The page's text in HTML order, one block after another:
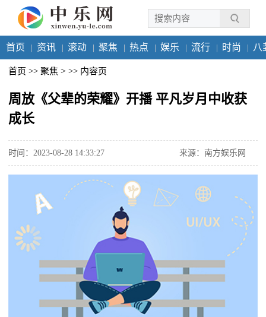
首页 资讯 滚动 聚焦 热点 娱乐 流行 时尚 八
首页 >> 聚焦 > >> 内容页
周放《父辈的荣耀》开播 平凡岁月中收获
成长
时间：2023-08-28 14:33:27 来源：南方娱乐网